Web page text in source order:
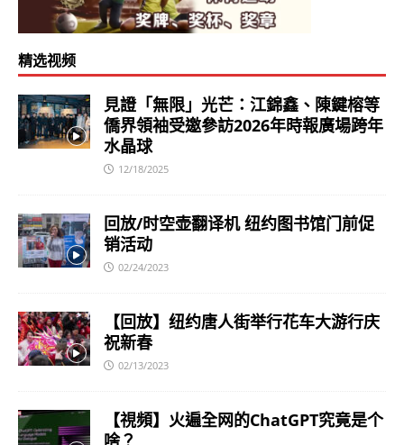
精选视频
見證「無限」光芒：江錦鑫、陳鍵榕等
僑界領袖受邀參訪2026年時報廣場跨年
水晶球
12/18/2025
回放/时空壶翻译机 纽约图书馆门前促
销活动
02/24/2023
【回放】纽约唐人街举行花车大游行庆
祝新春
02/13/2023
【視頻】火遍全网的ChatGPT究竟是个